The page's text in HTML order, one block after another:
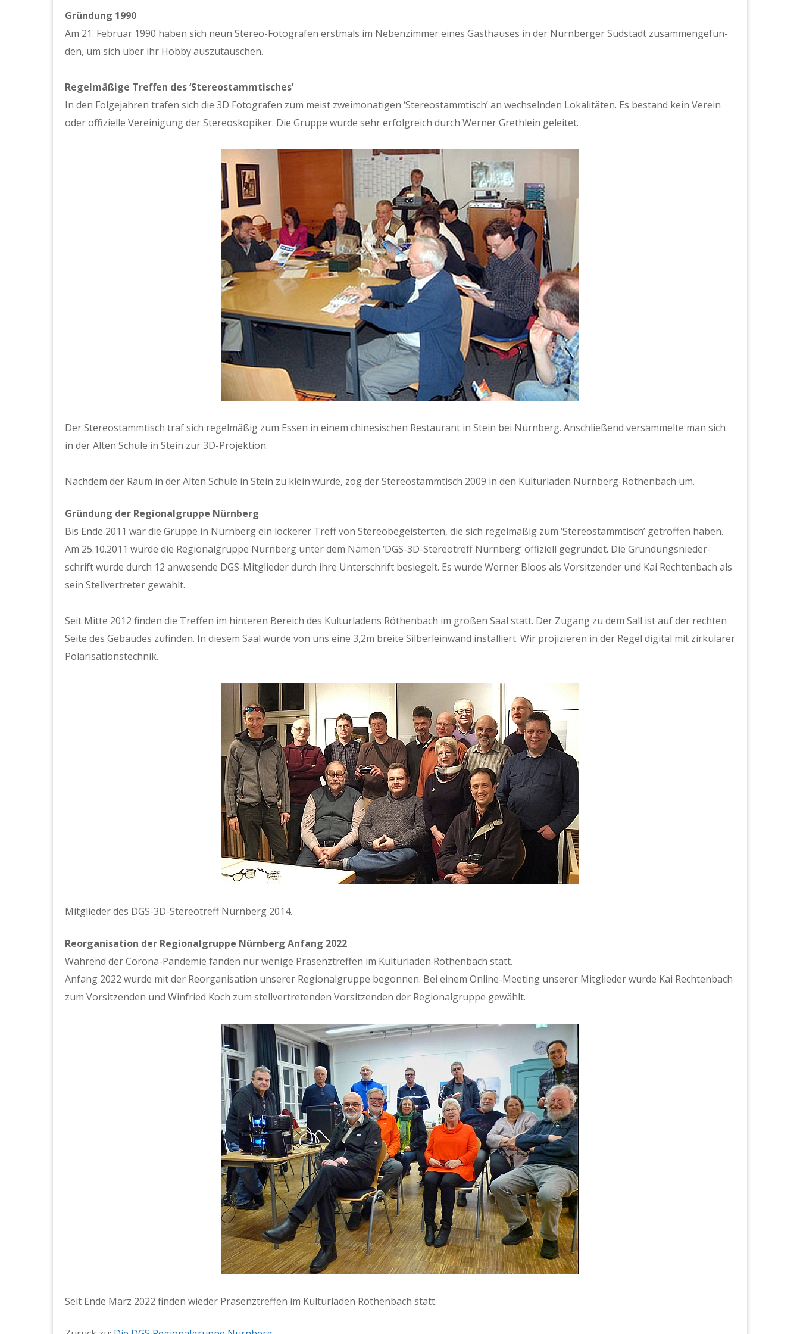
Grün­dung 1990
Am 21. Feb­ru­ar 1990 haben sich neun Stereo-Fotografen erst­mals im Neben­z­im­mer eines Gasthaus­es in der Nürn­berg­er Süd­stadt zusam­menge­fun­
den, um sich über ihr Hob­by auszu­tauschen.
Regelmäßige Tre­f­fen des ‘Stere­ostammtis­ches’
In den Fol­ge­jahren trafen sich die 3D Fotografen zum meist zwei­monati­gen ‘Stere­ostammtisch’ an wech­sel­nden Lokalitäten. Es bestand kein Vere­in
oder offizielle Vere­ini­gung der Stere­oskopik­er. Die Gruppe wurde sehr erfol­gre­ich durch Wern­er Greth­lein geleit­et.
Der Stere­ostammtisch traf sich regelmäßig zum Essen in einem chi­ne­sis­chen Restau­rant in Stein bei Nürn­berg. Anschließend ver­sam­melte man sich
in der Alten Schule in Stein zur 3D-Pro­jek­tion.
Nach­dem der Raum in der Alten Schule in Stein zu klein wurde, zog der Stere­ostammtisch 2009 in den Kul­turladen Nürn­berg-Röthen­bach um.
Grün­dung der Region­al­gruppe Nürn­berg
Bis Ende 2011 war die Gruppe in Nürn­berg ein lock­er­er Tre­ff von Stere­obegeis­terten, die sich regelmäßig zum ‘Stere­ostammtisch’ getrof­fen haben.
Am 25.10.2011 wurde die Region­al­gruppe Nürn­berg unter dem Namen ‘DGS-3D-Stereotr­e­ff Nürn­berg’ offiziell gegrün­det. Die Grün­dungsnieder­
schrift wurde durch 12 anwe­sende DGS-Mit­glieder durch ihre Unter­schrift besiegelt. Es wurde Wern­er Bloos als Vor­sitzen­der und Kai Recht­en­bach als
sein Stel­lvertreter gewählt.
Seit Mitte 2012 find­en die Tre­f­fen im hin­teren Bere­ich des Kul­turladens Röthen­bach im großen Saal statt. Der Zugang zu dem Sall ist auf der recht­en
Seite des Gebäudes zufind­en. In diesem Saal wurde von uns eine 3,2m bre­ite Sil­ber­lein­wand instal­liert. Wir pro­jizieren in der Regel dig­i­tal mit zirku­lar­er
Polar­i­sa­tion­stech­nik.
Mit­glieder des DGS-3D-Stereotr­e­ff Nürn­berg 2014.
Reor­gan­i­sa­tion der Region­al­gruppe Nürn­berg Anfang 2022
Während der Coro­na-Pan­demie fan­den nur wenige Präsen­ztr­e­f­fen im Kul­turladen Röthen­bach statt.
Anfang 2022 wurde mit der Reor­gan­i­sa­tion unser­er Region­al­gruppe begonnen. Bei einem Online-Meet­ing unser­er Mit­glieder wurde Kai Recht­en­bach
zum Vor­sitzen­den und Win­fried Koch zum stel­lvertre­tenden Vor­sitzen­den der Region­al­gruppe gewählt.
Seit Ende März 2022 find­en wieder Präsen­ztr­e­f­fen im Kul­turladen Röthen­bach statt.